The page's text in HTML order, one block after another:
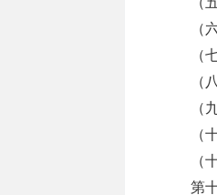
（
（
（
（
（
（
第